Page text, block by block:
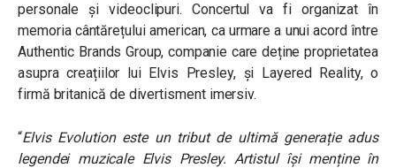
personale și videoclipuri. Concertul va fi organizat în
memoria cântărețului american, ca urmare a unui acord între
Authentic Brands Group, companie care deține proprietatea
asupra creațiilor lui Elvis Presley, și Layered Reality, o
firmă britanică de divertisment imersiv.
“Elvis Evolution este un tribut de ultimă generație adus
legendei muzicale Elvis Presley. Artistul își menține în